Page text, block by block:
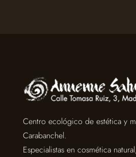
Centro ecológico de estética y
Carabanchel.
Especialistas en cosmética